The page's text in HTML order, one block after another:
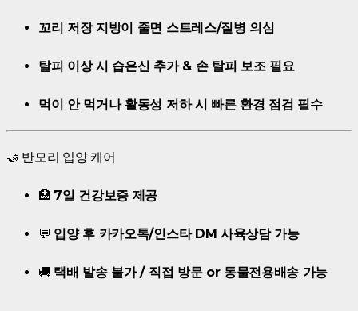
꼬리 저장 지방이 줄면 스트레스/질병 의심
탈피 이상 시 습은신 추가 & 손 탈피 보조 필요
먹이 안 먹거나 활동성 저하 시 빠른 환경 점검 필수
🤝 반모리 입양 케어
🏥 7일 건강보증 제공
💬 입양 후 카카오톡/인스타 DM 사육상담 가능
🚚 택배 발송 불가 / 직접 방문 or 동물전용배송 가능